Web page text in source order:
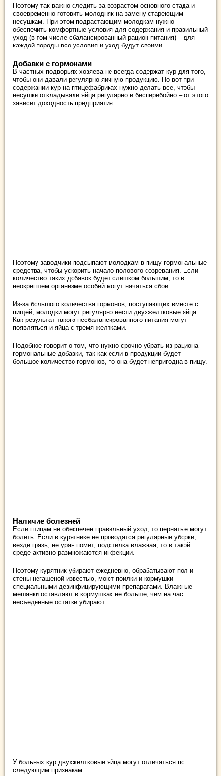
Поэтому так важно следить за возрастом основного стада и
своевременно готовить молодняк на замену стареющим
несушкам. При этом подрастающим молодкам нужно
обеспечить комфортные условия для содержания и правильный
уход (в том числе сбалансированный рацион питания) – для
каждой породы все условия и уход будут своими.
Добавки с гормонами
В частных подворьях хозяева не всегда содержат кур для того,
чтобы они давали регулярно яичную продукцию. Но вот при
содержании кур на птицефабриках нужно делать все, чтобы
несушки откладывали яйца регулярно и бесперебойно – от этого
зависит доходность предприятия.
Поэтому заводчики подсыпают молодкам в пищу гормональные
средства, чтобы ускорить начало полового созревания. Если
количество таких добавок будет слишком большим, то в
неокрепшем организме особей могут начаться сбои.
Из-за большого количества гормонов, поступающих вместе с
пищей, молодки могут регулярно нести двухжелтковые яйца.
Как результат такого несбалансированного питания могут
появляться и яйца с тремя желтками.
Подобное говорит о том, что нужно срочно убрать из рациона
гормональные добавки, так как если в продукции будет
большое количество гормонов, то она будет непригодна в пищу.
Наличие болезней
Если птицам не обеспечен правильный уход, то пернатые могут
болеть. Если в курятнике не проводятся регулярные уборки,
везде грязь, не уран помет, подстилка влажная, то в такой
среде активно размножаются инфекции.
Поэтому курятник убирают ежедневно, обрабатывают пол и
стены негашеной известью, моют поилки и кормушки
специальными дезинфицирующими препаратами. Влажные
мешанки оставляют в кормушках не больше, чем на час,
несъеденные остатки убирают.
У больных кур двухжелтковые яйца могут отличаться по
следующим признакам: